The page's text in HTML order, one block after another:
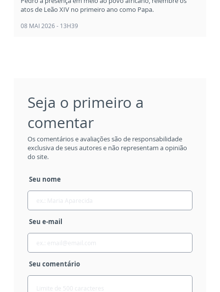
atos de Leão XIV no primeiro ano como Papa.
08 MAI 2026 - 13H39
Seja o primeiro a
comentar
Os comentários e avaliações são de responsabilidade
exclusiva de seus autores e não representam a opinião
do site.
Seu nome
Seu e-mail
Seu comentário